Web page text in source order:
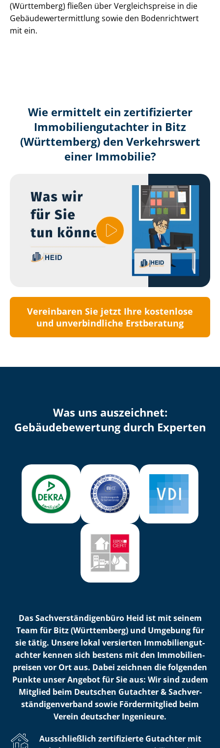
(Württemberg) fließen über Ver­gleichs­prei­se in die
Ge­bäu­de­wert­ermitt­lung sowie den Bodenrichtwert
mit ein.
Wie ermittelt ein zertifizierter
Immobilien­gutachter in Bitz
(Württemberg) den Verkehrswert
einer Immobilie?
Vereinbaren Sie jetzt Ihre kostenlose
und unverbindliche Erstberatung
Was uns auszeichnet:
Ge­bäu­de­be­wer­tung durch Experten
Das Sach­ver­stän­di­gen­bü­ro Heid ist mit seinem
Team für Bitz (Württemberg) und Umgebung für
sie tätig. Unsere lokal versierten Im­mo­bi­li­en­gut­
ach­ter kennen sich bestens mit den Im­mo­bi­li­en­
prei­sen vor Ort aus. Dabei zeichnen die folgenden
Punkte unser Angebot für Sie aus: Wir sind zudem
Mitglied beim Deutschen Gutachter & Sach­ver­
stän­di­gen­ver­band sowie Fördermitglied beim
Verein deutscher Ingenieure.
Ausschließlich zertifizierte Gutachter mit